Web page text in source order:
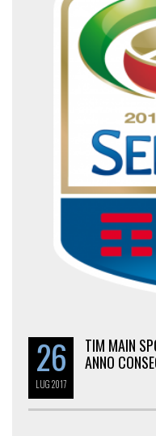
26
LUG2017
TIM MAIN
ANNO